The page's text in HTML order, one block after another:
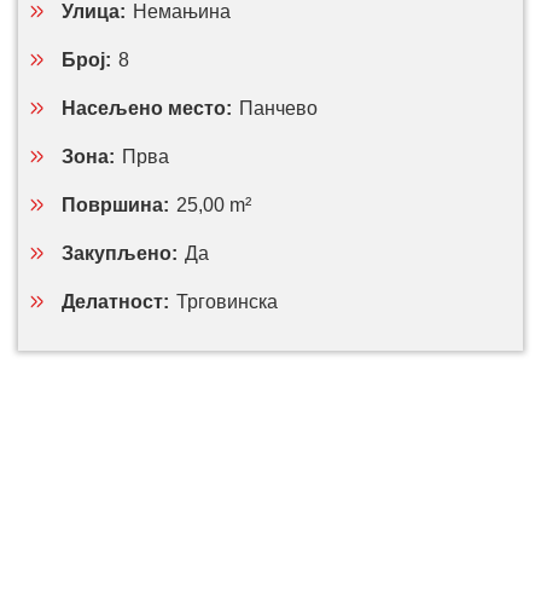
Улица: Немањина
Број: 8
Насељено место: Панчево
Зона: Прва
Површина: 25,00 m²
Закупљено: Да
Делатност: Трговинска